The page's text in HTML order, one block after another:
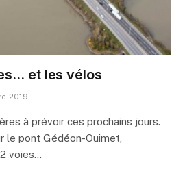
et les vélos
2019
à prévoir ces prochains jours.
le pont Gédéon-Ouimet,
voies…